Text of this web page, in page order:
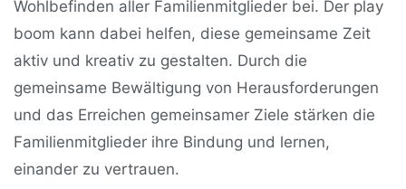
Wohlbefinden aller Familienmitglieder bei. Der play
boom kann dabei helfen, diese gemeinsame Zeit
aktiv und kreativ zu gestalten. Durch die
gemeinsame Bewältigung von Herausforderungen
und das Erreichen gemeinsamer Ziele stärken die
Familienmitglieder ihre Bindung und lernen,
einander zu vertrauen.